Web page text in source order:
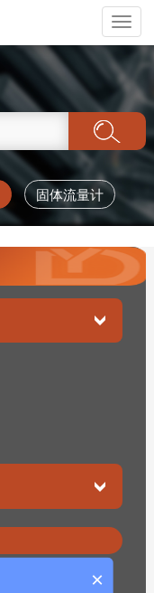
固体流量计
×